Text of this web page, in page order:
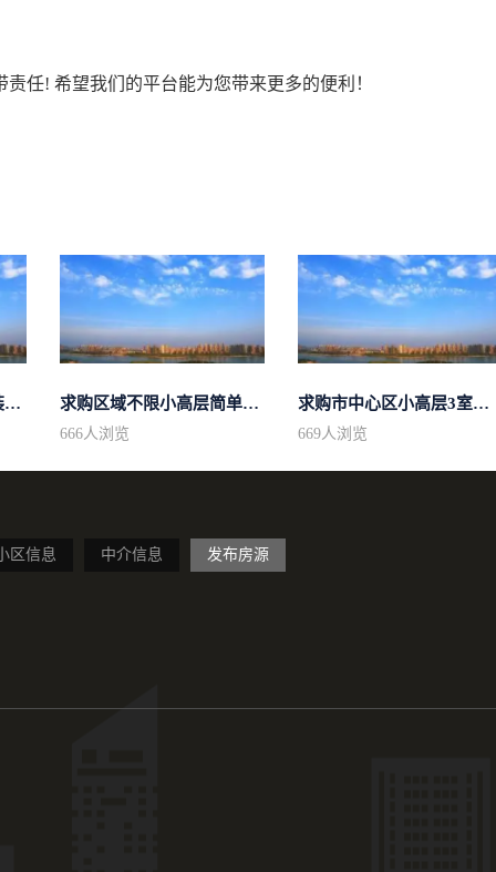
任! 希望我们的平台能为您带来更多的便利！
求购城东区域房型不限装修不限 求购区域不限小高层简单装修
666人浏览
求购市中心区小高层3室精致装修
669人浏览
区信息 中介信息 发布房源